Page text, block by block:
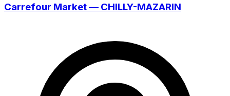
Carrefour Market — CHILLY-MAZARIN